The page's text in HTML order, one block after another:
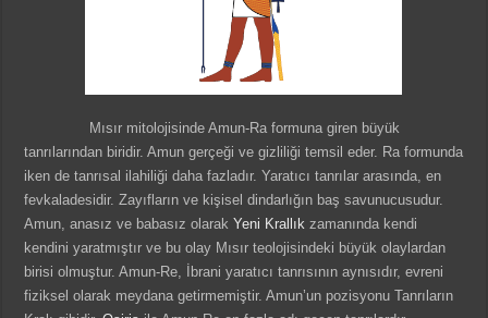
Mısır mitolojisinde Amun-Ra formuna giren büyük
tanrılarından biridir. Amun gerçeği ve gizliliği temsil eder. Ra formunda
iken de tanrısal ilahiliği daha fazladır. Yaratıcı tanrılar arasında, en
fevkaladesidir. Zayıfların ve kişisel dindarlığın baş savunucusudur.
Amun, anasız ve babasız olarak Yeni Krallık zamanında kendi
kendini yaratmıştır ve bu olay Mısır teolojisindeki büyük olaylardan
birisi olmuştur. Amun-Re, İbrani yaratıcı tanrısının aynısıdır, evreni
fiziksel olarak meydana getirmemiştir. Amun’un pozisyonu Tanrıların